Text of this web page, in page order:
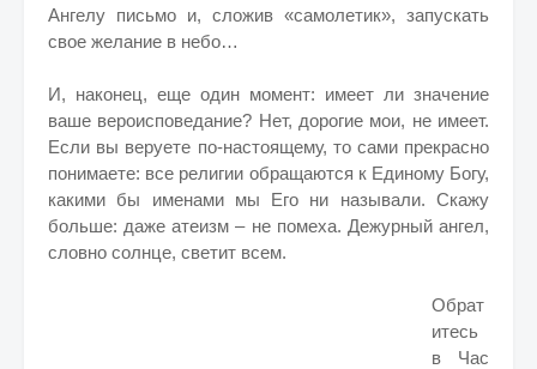
Ангелу письмо и, сложив «самолетик», запускать
свое желание в небо…
И, наконец, еще один момент: имеет ли значение
ваше вероисповедание? Нет, дорогие мои, не имеет.
Если вы веруете по-настоящему, то сами прекрасно
понимаете: все религии обращаются к Единому Богу,
какими бы именами мы Его ни называли. Скажу
больше: даже атеизм – не помеха. Дежурный ангел,
словно солнце, светит всем.
Обрат
итесь
в Час